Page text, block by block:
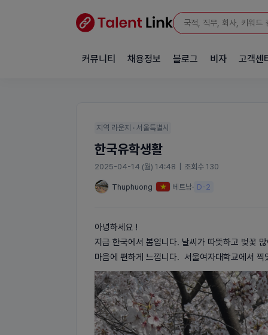
커뮤니티 채용정보 블로그 비자 고객센
지역 라운지 · 서울특별시
한국유학생활
2025-04-14 (월) 14:48 조회수 130
Thuphuong 베트남· D-2
아녕하세요 !
지금 한국에서 봄입니다. 날씨가 따뜻하고 벚꽃
마음에 편하게 느낍니다. 서울여자대학교에서 찍